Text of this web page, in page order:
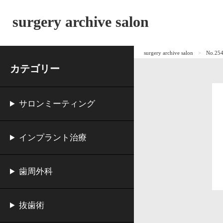
surgery archive salon
カテゴリー
サロンミーティング
インプラント治療
歯周外科
抜歯術
surgery archive salon